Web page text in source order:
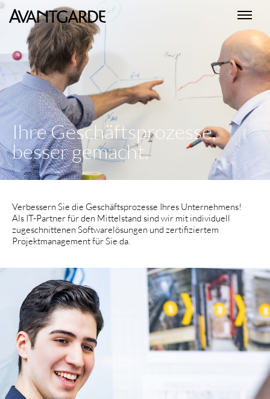
Ihre Geschäftsprozesse,
besser gemacht.
Verbessern Sie die Geschäftsprozesse Ihres Unternehmens!
Als IT-Partner für den Mittelstand sind wir mit individuell
zugeschnittenen Softwarelösungen und zertifiziertem
Projektmanagement für Sie da.